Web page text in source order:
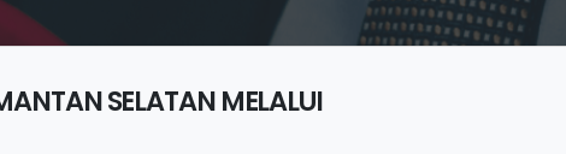
SELATAN MELALUI